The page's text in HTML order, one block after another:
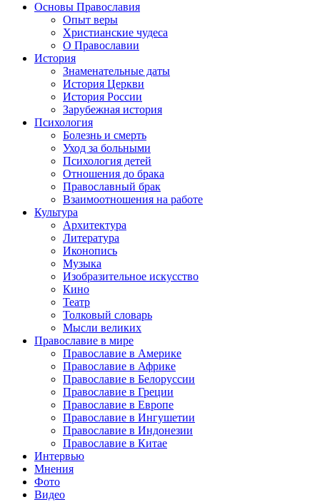
Основы Православия
Опыт веры
Христианские чудеса
О Православии
История
Знаменательные даты
История Церкви
История России
Зарубежная история
Психология
Болезнь и смерть
Уход за больными
Психология детей
Отношения до брака
Православный брак
Взаимоотношения на работе
Культура
Архитектура
Литература
Иконопись
Музыка
Изобразительное искусство
Кино
Театр
Толковый словарь
Мысли великих
Православие в мире
Православие в Америке
Православие в Африке
Православие в Белоруссии
Православие в Греции
Православие в Европе
Православие в Ингушетии
Православие в Индонезии
Православие в Китае
Интервью
Мнения
Фото
Видео